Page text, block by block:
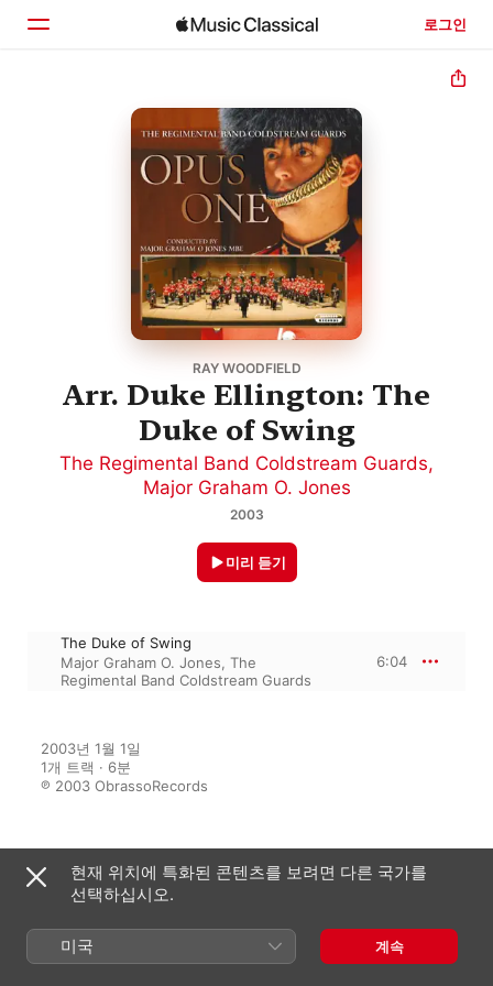
로그인
둘러보기
RAY WOODFIELD
Arr. Duke Ellington: The
Duke of Swing
The Regimental Band Coldstream Guards,
Major Graham O. Jones
2003
미리 듣기
The Duke of Swing
Major Graham O. Jones, The
Regimental Band Coldstream Guards
6:04
2003년 1월 1일
1개 트랙 · 6분
℗ 2003 ObrassoRecords
수록 앨범현재 위치에 특화된 콘텐츠를 보려면 다른 국가를
선택하십시오.
미국 계속